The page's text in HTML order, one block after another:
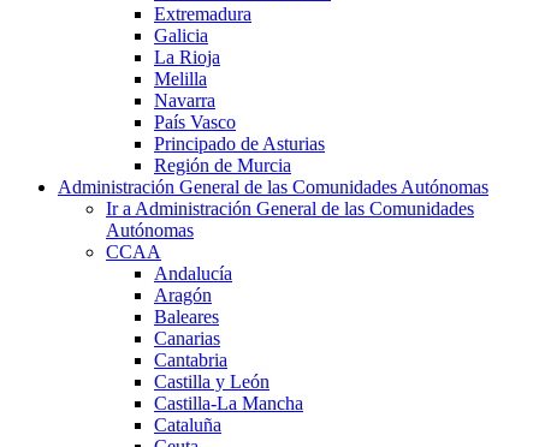
Extremadura
Galicia
La Rioja
Melilla
Navarra
País Vasco
Principado de Asturias
Región de Murcia
Administración General de las Comunidades Autónomas
Ir a Administración General de las Comunidades
Autónomas
CCAA
Andalucía
Aragón
Baleares
Canarias
Cantabria
Castilla y León
Castilla-La Mancha
Cataluña